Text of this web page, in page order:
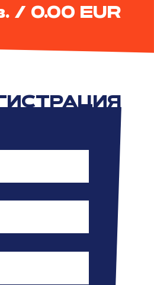
/ 0.00 EUR